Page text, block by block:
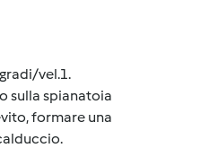
vel.1.
sulla spianatoia
formare una